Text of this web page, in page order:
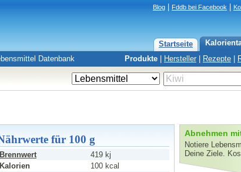
Blog Fddb bei Facebook
Startseite
Datenbank
Produkte Hersteller Rezepte
für 100 g
Brennwert
419 kj
Kalorien
100 kcal
Abnehmen
Notiere
Deine Ziele.